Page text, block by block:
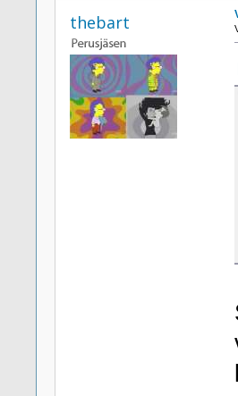
thebart